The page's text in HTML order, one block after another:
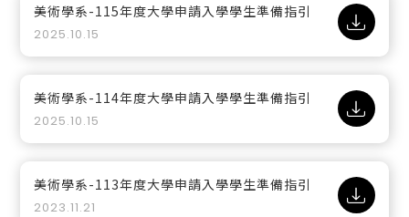
美術學系-115年度大學申請入學學生準備指引
2025.10.15
美術學系-114年度大學申請入學學生準備指引
2025.10.15
美術學系-113年度大學申請入學學生準備指引
2023.11.21